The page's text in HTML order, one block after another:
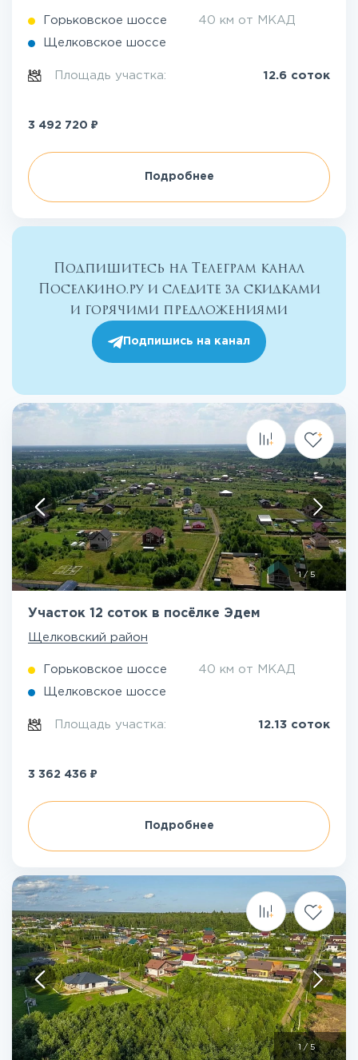
Горьковское шоссе 40 км от МКАД
Щелковское шоссе
Площадь участка: 12.6 соток
3 492 720 ₽
Подробнее
Подпишитесь на Телеграм канал
Поселкино.ру и следите за скидками
и горячими предложениями
Подпишись на канал
1/5
Участок 12 соток в посёлке Эдем
Щелковский район
Горьковское шоссе 40 км от МКАД
Щелковское шоссе
Площадь участка: 12.13 соток
3 362 436 ₽
Подробнее
1 /5